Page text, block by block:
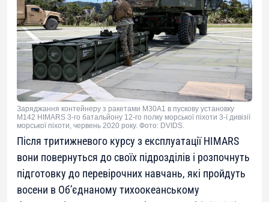
Заряджання контейнеру з ракетами M30A1 в пускову установку
M142 HIMARS 3-го батальйону 12-го полку морської піхоти 3-ї дивізії
морської піхоти, червень 2020 року. Фото: DVIDS.
Після тритижневого курсу з експлуатації HIMARS
вони повернуться до своїх підрозділів і розпочнуть
підготовку до перевірочних навчань, які пройдуть
восени в Об’єднаному тихоокеанському